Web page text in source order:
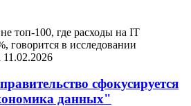
топ-100, где расходы на IT
говорится в исследовании
11.02.2026
сфокусируется
данных"